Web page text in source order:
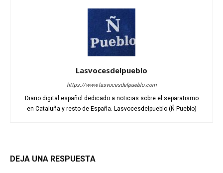
Lasvocesdelpueblo
https://www.lasvocesdelpueblo.com
Diario digital español dedicado a noticias sobre el separatismo
en Cataluña y resto de España. Lasvocesdelpueblo (Ñ Pueblo)
DEJA UNA RESPUESTA